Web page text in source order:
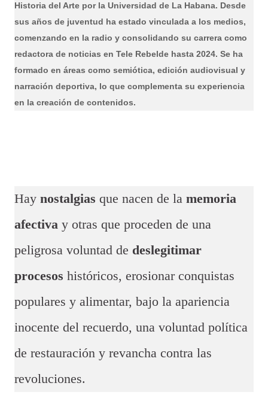
Historia del Arte por la Universidad de La Habana. Desde
sus años de juventud ha estado vinculada a los medios,
comenzando en la radio y consolidando su carrera como
redactora de noticias en Tele Rebelde hasta 2024. Se ha
formado en áreas como semiótica, edición audiovisual y
narración deportiva, lo que complementa su experiencia
en la creación de contenidos.
Hay nostalgias que nacen de la memoria
afectiva y otras que proceden de una
peligrosa voluntad de deslegitimar
procesos históricos, erosionar conquistas
populares y alimentar, bajo la apariencia
inocente del recuerdo, una voluntad política
de restauración y revancha contra las
revoluciones.